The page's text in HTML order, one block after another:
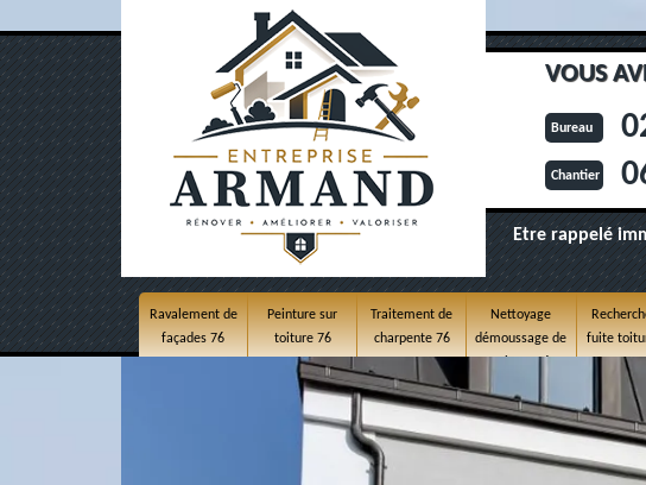
VOUS
Bureau
Chantier
Etre rappelé
Ravalement de
façades 76
Peinture sur
toiture 76
Traitement de
charpente 76
Nettoyage
démoussage de
fuite